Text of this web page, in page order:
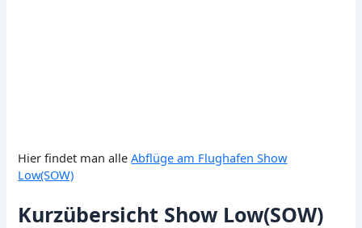
Hier findet man alleAbflüge am Flughafen Show
Low(SOW)
Kurzübersicht Show Low(SOW)